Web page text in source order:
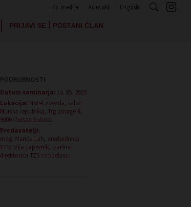
PRIJAVI SE | POSTANI ČLAN
Za medije Kontakt English
PODROBNOSTI
Datum seminarja: 16. 05. 2023
Lokacija: Hotel Zvezda, salon
Murska republika, Trg zmage 8,
9000 Murska Sobota
Predavatelji:
mag. Mariča Lah, predsednica
TZS; Mija Lapornik, izvršna
direktorica TZS s sodelavci